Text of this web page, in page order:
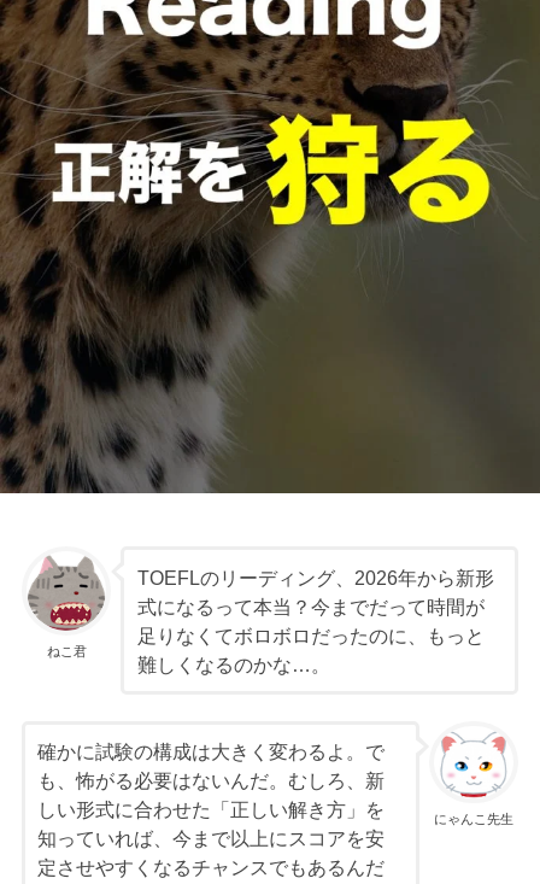
ねこ君
TOEFLのリーディング、2026年から新形
式になるって本当？今までだって時間が
足りなくてボロボロだったのに、もっと
難しくなるのかな…。
にゃんこ先生
確かに試験の構成は大きく変わるよ。で
も、怖がる必要はないんだ。むしろ、新
しい形式に合わせた「正しい解き方」を
知っていれば、今まで以上にスコアを安
定させやすくなるチャンスでもあるんだ